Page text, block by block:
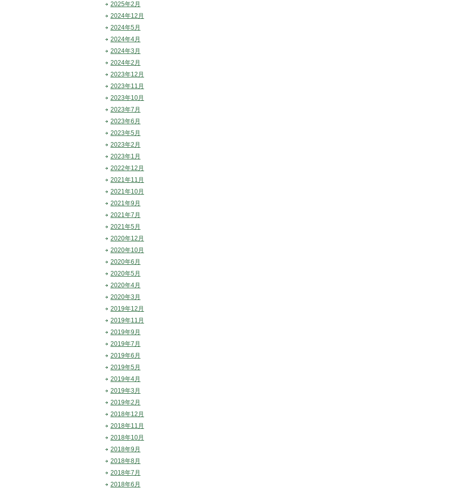
2025年2月
2024年12月
2024年5月
2024年4月
2024年3月
2024年2月
2023年12月
2023年11月
2023年10月
2023年7月
2023年6月
2023年5月
2023年2月
2023年1月
2022年12月
2021年11月
2021年10月
2021年9月
2021年7月
2021年5月
2020年12月
2020年10月
2020年6月
2020年5月
2020年4月
2020年3月
2019年12月
2019年11月
2019年9月
2019年7月
2019年6月
2019年5月
2019年4月
2019年3月
2019年2月
2018年12月
2018年11月
2018年10月
2018年9月
2018年8月
2018年7月
2018年6月